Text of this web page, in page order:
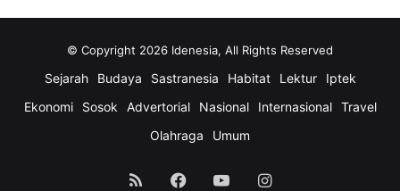
“Jangan berhenti setelah wisuda. Terus murajaah, terus
belajar, dan tetap rendah hati. Ilmu akan membawa manfaat
jika kita mengamalkannya,” tegasnya.
Ia berharap lulusan Al-Izzah tumbuh menjadi generasi
yang kuat dalam iman dan akhlak. Selain itu, mereka juga
© Copyright 2026 Idenesia, All Rights Reserved
Sejarah Budaya Sastranesia Habitat Lektur
Iptek
Ekonomi
Sosok Advertorial Nasional Internasional
Travel
Olahraga
Umum
RSS FacebookYouTubeInstagram